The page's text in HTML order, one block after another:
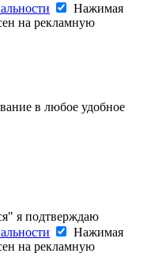
Нажимая
на рекламную
в любое удобное
я подтверждаю
Нажимая
на рекламную